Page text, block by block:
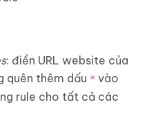
: điền URL website của
quên thêm dấu * vào
rule cho tất cả các